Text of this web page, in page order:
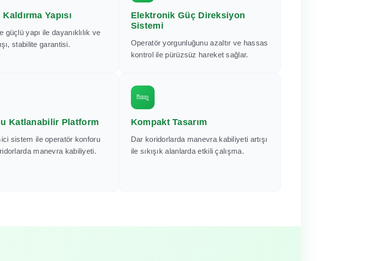
Yapısı
güçlü yapı ile dayanıklılık ve
stabilite garantisi.
Elektronik Güç Direksiyon
Sistemi
Operatör yorgunluğunu azaltır ve hassas
kontrol ile pürüzsüz hareket sağlar.
Katlanabilir Platform
sistem ile operatör konforu
manevra kabiliyeti.
Kompakt Tasarım
Dar koridorlarda manevra kabiliyeti artışı
ile sıkışık alanlarda etkili çalışma.